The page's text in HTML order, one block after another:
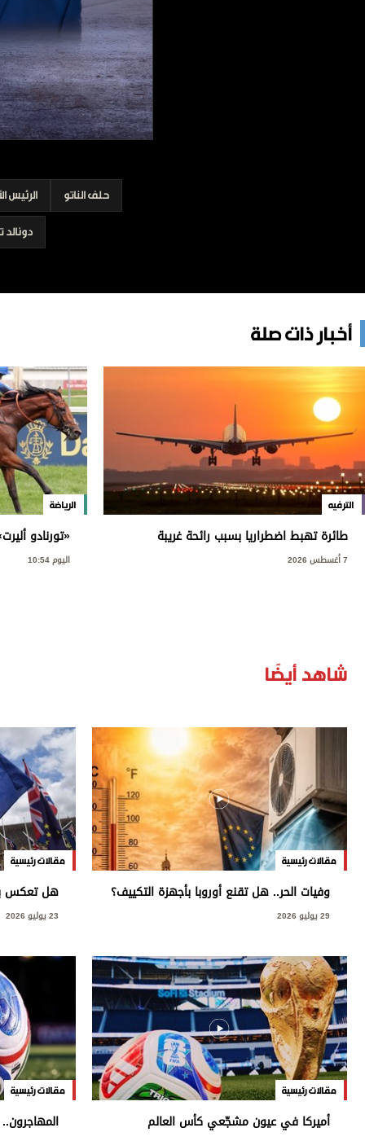
حلف الناتو الرئيس
دونالد
أخبار ذات صلة
الترفيه
طائرة تهبط اضطراريا بسبب رائحة غريبة
7 أغسطس 2026
الرياضة
«تورنادو
ألمانيا
اليوم 10:54
شاهد أيضًا
مقالات رئيسية
وفيات الحر.. هل تقنع أوروبا بأجهزة التكييف؟
29 يوليو 2026
مقالات رئيسية
هل تعكس
23 يوليو 2026
مقالات رئيسية
أميركا في عيون مشجّعي كأس العالم
مقالات رئيسية